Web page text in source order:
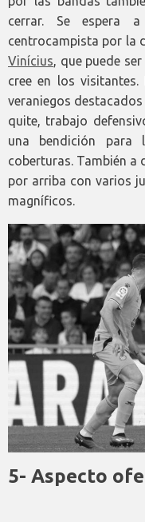
cerrar. Se espera
centrocampista por la
Vinícius, que puede
cree en los
veraniegos
quite, trabajo
una bendición para
coberturas. También a
por arriba con varios
magníficos.
5- Aspecto